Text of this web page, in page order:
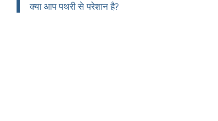
क्या आप पथरी से परेशान है?